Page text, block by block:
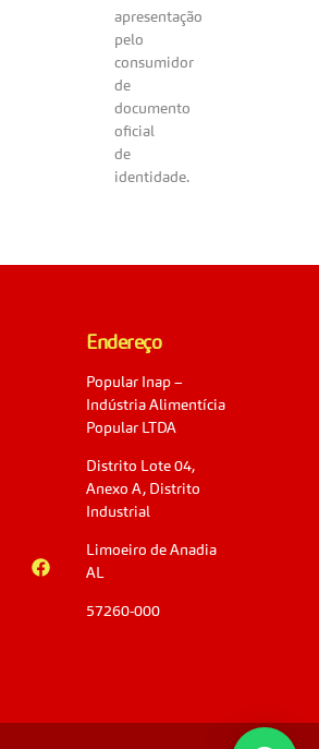
apresentação
pelo
consumidor
de
documento
oficial
de
identidade.
Endereço
Popular Inap –
Indústria Alimentícia
Popular LTDA
Distrito Lote 04,
Anexo A, Distrito
Industrial
Limoeiro de Anadia
AL
57260-000